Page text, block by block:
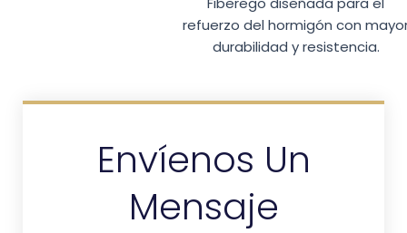
refuerzo del hormigón con
durabilidad y resistencia.
Envíenos Un
Mensaje